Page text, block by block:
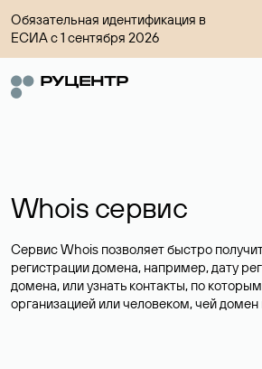
Обязательная идентификация в
ЕСИА с 1 сентября 2026
Whois сервис
Сервис Whois позволяет быстро
регистрации домена, например, дату
домена, или узнать контакты, по
организацией или человеком, чей